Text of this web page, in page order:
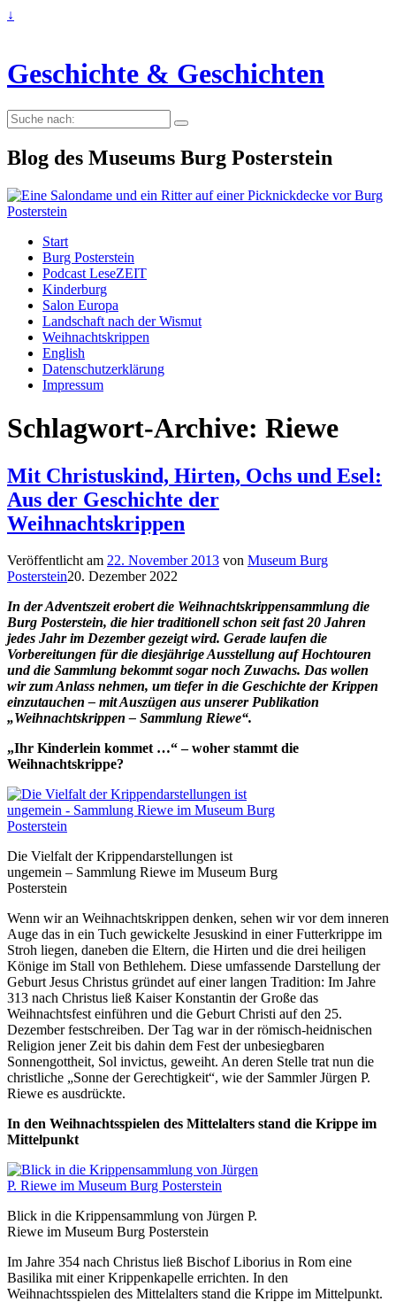
↓
Geschichte & Geschichten
Suche
nach:
Blog des Museums Burg Posterstein
Start
Burg Posterstein
Podcast LeseZEIT
Kinderburg
Salon Europa
Landschaft nach der Wismut
Weihnachtskrippen
English
Datenschutzerklärung
Impressum
Schlagwort-Archive: Riewe
Mit Christuskind, Hirten, Ochs und Esel:
Aus der Geschichte der
Weihnachtskrippen
Veröffentlicht am 22. November 2013 von Museum Burg
Posterstein20. Dezember 2022
In der Adventszeit erobert die Weihnachtskrippensammlung die
Burg Posterstein, die hier traditionell schon seit fast 20 Jahren
jedes Jahr im Dezember gezeigt wird. Gerade laufen die
Vorbereitungen für die diesjährige Ausstellung auf Hochtouren
und die Sammlung bekommt sogar noch Zuwachs. Das wollen
wir zum Anlass nehmen, um tiefer in die Geschichte der Krippen
einzutauchen – mit Auszügen aus unserer Publikation
„Weihnachtskrippen – Sammlung Riewe“.
„Ihr Kinderlein kommet …“ – woher stammt die
Weihnachtskrippe?
Die Vielfalt der Krippendarstellungen ist
ungemein – Sammlung Riewe im Museum Burg
Posterstein
Wenn wir an Weihnachtskrippen denken, sehen wir vor dem inneren
Auge das in ein Tuch gewickelte Jesuskind in einer Futterkrippe im
Stroh liegen, daneben die Eltern, die Hirten und die drei heiligen
Könige im Stall von Bethlehem. Diese umfassende Darstellung der
Geburt Jesus Christus gründet auf einer langen Tradition: Im Jahre
313 nach Christus ließ Kaiser Konstantin der Große das
Weihnachtsfest einführen und die Geburt Christi auf den 25.
Dezember festschreiben. Der Tag war in der römisch-heidnischen
Religion jener Zeit bis dahin dem Fest der unbesiegbaren
Sonnengottheit, Sol invictus, geweiht. An deren Stelle trat nun die
christliche „Sonne der Gerechtigkeit“, wie der Sammler Jürgen P.
Riewe es ausdrückte.
In den Weihnachtsspielen des Mittelalters stand die Krippe im
Mittelpunkt
Blick in die Krippensammlung von Jürgen P.
Riewe im Museum Burg Posterstein
Im Jahre 354 nach Christus ließ Bischof Liborius in Rom eine
Basilika mit einer Krippenkapelle errichten. In den
Weihnachtsspielen des Mittelalters stand die Krippe im Mittelpunkt.